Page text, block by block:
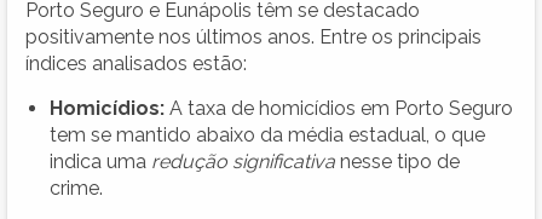
Porto Seguro e Eunápolis têm se destacado
positivamente nos últimos anos. Entre os principais
índices analisados estão:
Homicídios: A taxa de homicídios em Porto Seguro
tem se mantido abaixo da média estadual, o que
indica uma redução significativa nesse tipo de
crime.